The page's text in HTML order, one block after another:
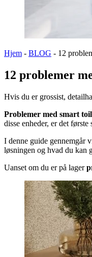
Hjem - BLOG - 12
12 problemer
Hvis du er grossist,
Problemer med smart
disse enheder, er det
I denne guide gennemgår
løsningen og hvad du kan
Uanset om du er på lager